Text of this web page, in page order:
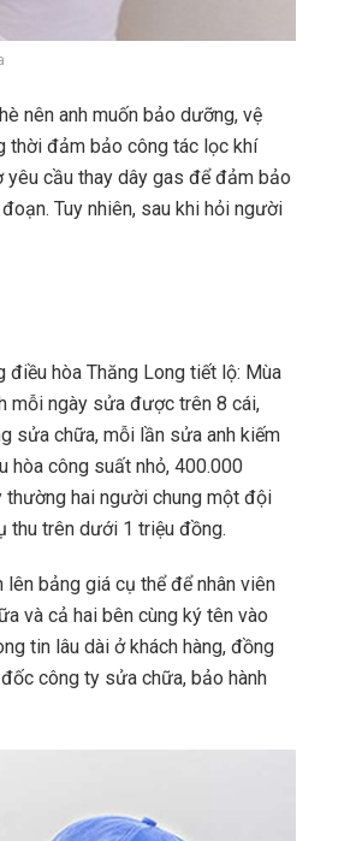
nên anh muốn bảo dưỡng, vệ
thời đảm bảo công tác lọc khí
yêu cầu thay dây gas để đảm bảo
Tuy nhiên, sau khi hỏi người
điều hòa Thăng Long tiết lộ: Mùa
mỗi ngày sửa được trên 8 cái,
sửa chữa, mỗi lần sửa anh kiếm
hòa công suất nhỏ, 400.000
hai người chung một đội
thu trên dưới 1 triệu đồng.
bảng giá cụ thể để nhân viên
và cả hai bên cùng ký tên vào
tin lâu dài ở khách hàng, đồng
công ty sửa chữa, bảo hành